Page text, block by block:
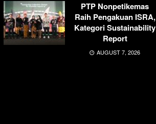
PTP Nonpetikemas
Raih Pengakuan ISRA,
Kategori Sustainability
Report
AUGUST 7, 2026